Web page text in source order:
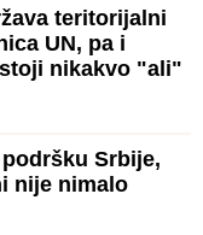
teritorijalni
UN, pa i
nikakvo "ali"
Srbije,
nije nimalo